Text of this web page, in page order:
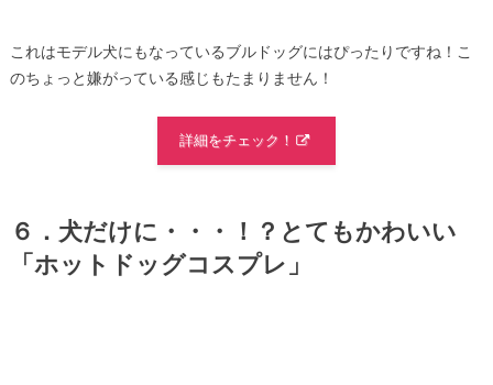
これはモデル犬にもなっているブルドッグにはぴったりですね！こ
のちょっと嫌がっている感じもたまりません！
詳細をチェック！
６．犬だけに・・・！？とてもかわいい
「ホットドッグコスプレ」